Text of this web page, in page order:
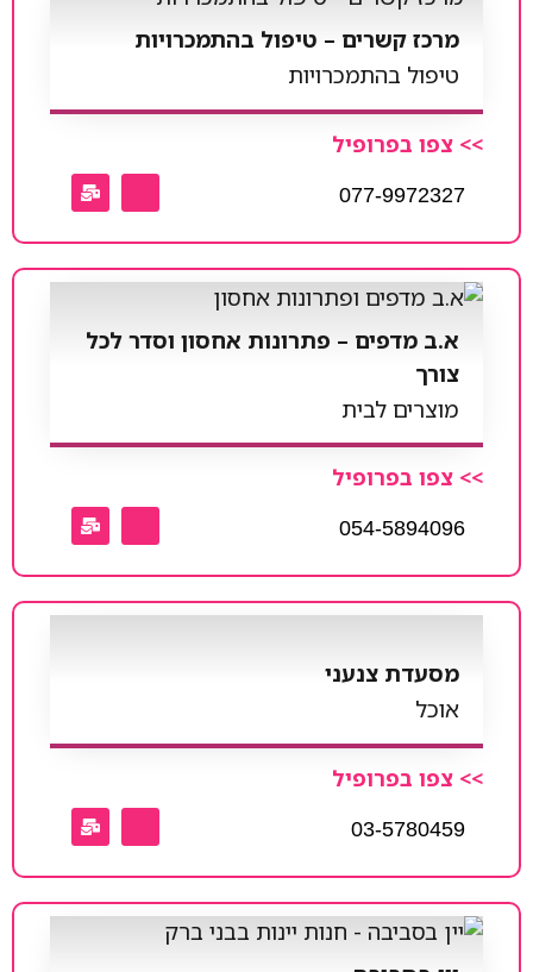
מרכז קשרים – טיפול בהתמכרויות
טיפול בהתמכרויות
>> צפו בפרופיל
077-9972327
א.ב מדפים – פתרונות אחסון וסדר לכל
צורך
מוצרים לבית
>> צפו בפרופיל
054-5894096
מסעדת צנעני
אוכל
>> צפו בפרופיל
03-5780459